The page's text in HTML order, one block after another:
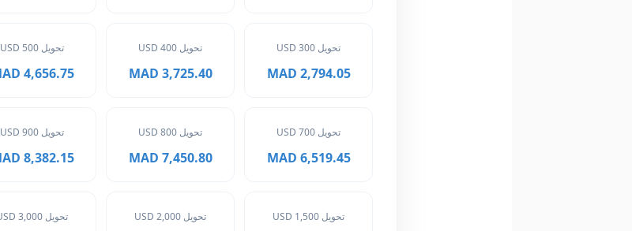
تحويل 300 USD
2,794.05 MAD
تحويل 400 USD
3,725.40 MAD
تحويل 500 USD
4,656.75 MAD
تحويل 700 USD
6,519.45 MAD
تحويل 800 USD
7,450.80 MAD
تحويل 900 USD
8,382.15 MAD
تحويل 1,500 USD تحويل 2,000 USD تحويل 3,000 USD